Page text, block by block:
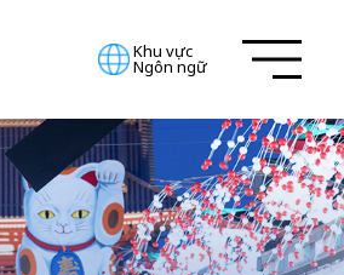
Khu vực
Ngôn ngữ